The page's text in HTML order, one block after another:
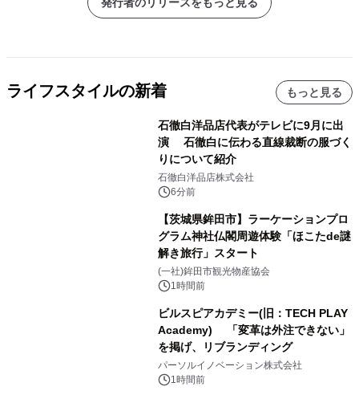
ライフスタイルの新着 もっと見る
石徹白洋品店代表がテレビに9月に出
演 石徹白に伝わる直線裁断の服づく
りについて紹介
石徹白洋品店株式会社
6分前
【茨城県鉾田市】ラーケーションプロ
グラム神社仏閣周遊体験「ほこたde謎
解き旅行」スタート
(一社)鉾田市観光物産協会
1時間前
ビルスピアカデミー(旧：TECH PLAY
Academy) 「変革は外注できない」
を掲げ、リブランディング
パーソルイノベーション株式会社
1時間前